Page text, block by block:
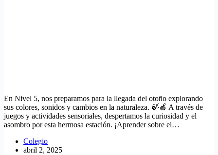
En Nivel 5, nos preparamos para la llegada del otoño explorando
sus colores, sonidos y cambios en la naturaleza. 🍃🍎 A través de
juegos y actividades sensoriales, despertamos la curiosidad y el
asombro por esta hermosa estación. ¡Aprender sobre el…
Colegio
abril 2, 2025